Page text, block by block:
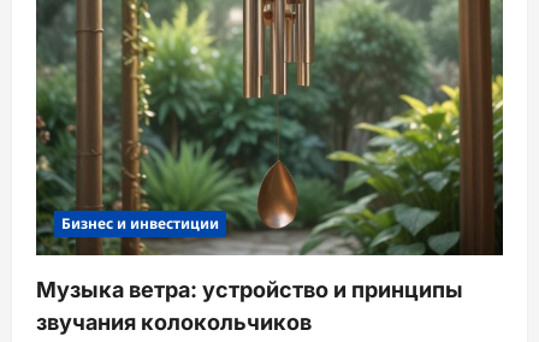
Бизнес и инвестиции
Музыка ветра: устройство и принципы
звучания колокольчиков